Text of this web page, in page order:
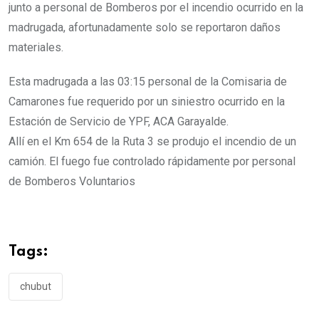
junto a personal de Bomberos por el incendio ocurrido en la
madrugada, afortunadamente solo se reportaron daños
materiales.
Esta madrugada a las 03:15 personal de la Comisaria de
Camarones fue requerido por un siniestro ocurrido en la
Estación de Servicio de YPF, ACA Garayalde.
Allí en el Km 654 de la Ruta 3 se produjo el incendio de un
camión. El fuego fue controlado rápidamente por personal
de Bomberos Voluntarios
Tags:
chubut